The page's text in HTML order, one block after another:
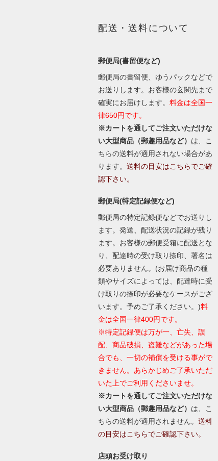
配送・送料について
郵便局(書留便など)
郵便局の書留便、ゆうパックなどで
お送りします。お客様の玄関先まで
確実にお届けします。 料金は全国一
律650円です。
※カートを通してご注文いただけな
い大型商品（郵趣用品など） は、こ
ちらの送料が適用されない場合があ
ります。 送料の目安はこちらでご確
認下さい。
郵便局(特定記録便など)
郵便局の特定記録便などでお送りし
ます。発送、配送状況の記録が残り
ます。お客様の郵便受箱に配送とな
り、配達時の受け取り捺印、署名は
必要ありません。(お届け商品の種
類やサイズによっては、配達時に受
け取りの捺印が必要なケースがござ
います。予めご了承ください。)料
金は全国一律400円です。
※特定記録便は万が一、亡失、誤
配、商品破損、盗難などがあった場
合でも、一切の補償を受ける事がで
きません。あらかじめご了承いただ
いた上でご利用くださいませ。
※カートを通してご注文いただけな
い大型商品（郵趣用品など） は、こ
ちらの送料が適用されません。 送料
の目安はこちらでご確認下さい。
店頭お受け取り